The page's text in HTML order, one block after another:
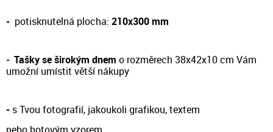
- potisknutelná plocha: 210x300 mm
- Tašky se širokým dnem o rozměrech 38x42x10 cm Vám
umožní umístit větší nákupy
- s Tvou fotografií, jakoukoli grafikou, textem